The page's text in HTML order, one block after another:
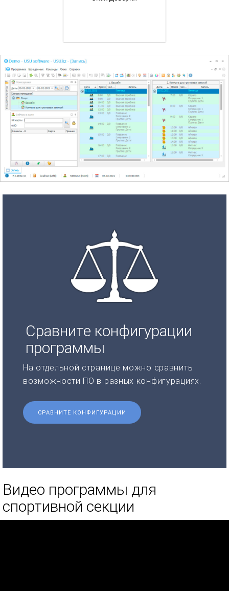
Сравните конфигурации
программы
На отдельной странице можно сравнить
возможности ПО в разных конфигурациях.
СРАВНИТЕ КОНФИГУРАЦИИ
Видео программы для
спортивной секции